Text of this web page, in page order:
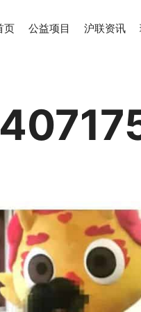
页 公益项目 沪联资讯